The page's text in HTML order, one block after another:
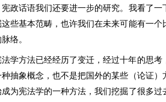
政话语我们还要进一步的研究。我看了
些基本范畴，也许我们在未来可能有一
络。
学方法已经经历了变迁，经过十年的思
抽象概念，也不是把国外的某些（论证
为宪法学的一种方法，我们挖掘了很多